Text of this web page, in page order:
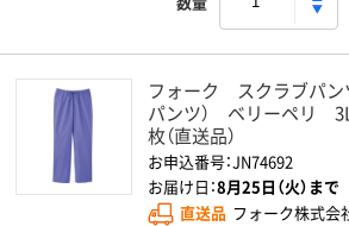
フォーク スクラブパン
パンツ） ベリーペリ
枚（直送品）
お申込番号：JN74692
お届け日：8月25日（火）まで
直送品 フォーク株式会